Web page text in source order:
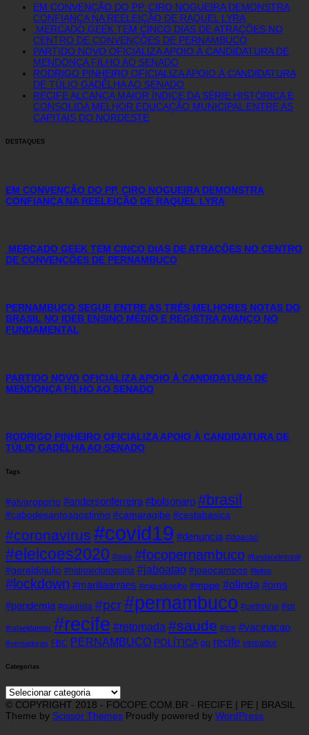
EM CONVENÇÃO DO PP, CIRO NOGUEIRA DEMONSTRA
CONFIANÇA NA REELEIÇÃO DE RAQUEL LYRA
MERCADO GEEK TEM CINCO DIAS DE ATRAÇÕES NO
CENTRO DE CONVENÇÕES DE PERNAMBUCO
PARTIDO NOVO OFICIALIZA APOIO À CANDIDATURA DE
MENDONÇA FILHO AO SENADO
RODRIGO PINHEIRO OFICIALIZA APOIO À CANDIDATURA
DE TÚLIO GADÊLHA AO SENADO
RECIFE ALCANÇA MAIOR ÍNDICE DA SÉRIE HISTÓRICA E
CONSOLIDA MELHOR EDUCAÇÃO MUNICIPAL ENTRE AS
CAPITAIS DO NORDESTE
DESTAQUES
EM CONVENÇÃO DO PP, CIRO NOGUEIRA DEMONSTRA
CONFIANÇA NA REELEIÇÃO DE RAQUEL LYRA
MERCADO GEEK TEM CINCO DIAS DE ATRAÇÕES NO CENTRO
DE CONVENÇÕES DE PERNAMBUCO
PERNAMBUCO SEGUE ENTRE AS TRÊS MELHORES NOTAS DO
BRASIL NO IDEB ENSINO MÉDIO E REGISTRA AVANÇO NO
FUNDAMENTAL
PARTIDO NOVO OFICIALIZA APOIO À CANDIDATURA DE
MENDONÇA FILHO AO SENADO
RODRIGO PINHEIRO OFICIALIZA APOIO À CANDIDATURA DE
TÚLIO GADÊLHA AO SENADO
Tags
#alvaroporto #andersonferreira #bolsonaro #brasil
#cabodesantoagostinho #camaragibe #cestabasica
#coronavirus #covid19 #denuncia #doacao
#eleicoes2020 #eua #focopernambuco #fundaoeleitoral
#geraldojulio #hidroxicloroquina #jaboatao #joaocampos #leitos
#lockdown #mariliaarraes #miguelcoelho #mppe #olinda #oms
#pandemia #paulista #pcr#pernambuco #petrolina #pt
#rafaeldantas #recife #retomada #saude #tce #vacinacao
#vereadores FBC PERNAMBUCO POLÍTICA pp recife vereador
Categorias
Categorias
© COPYRIGHT 2018 - FOCOPE.COM.BR - RECIFE | PE | BRASIL
Theme by Scissor Themes Proudly powered by WordPress